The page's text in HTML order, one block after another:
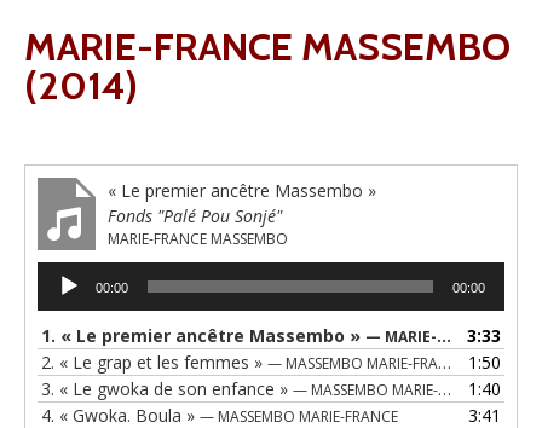
MARIE-FRANCE MASSEMBO
(2014)
« Le premier ancêtre Massembo »
Fonds "Palé Pou Sonjé"
MARIE-FRANCE MASSEMBO
Lecteur
audio
00:00 00:00
1. « Le premier ancêtre Massembo » — MARIE-FRANCE MASSEMBO
3:33
2. « Le grap et les femmes » — MASSEMBO MARIE-FRANCE
1:50
3. « Le gwoka de son enfance » — MASSEMBO MARIE-FRANCE
1:40
4. « Gwoka. Boula » — MASSEMBO MARIE-FRANCE
3:41